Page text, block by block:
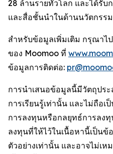
28 ล้านรายทั่วโลก และได้รับ
และสื่อชั้นนำในด้านนวัตกรร
สำหรับข้อมูลเพิ่มเติม กรุณาไ
ของ Moomoo ที่
ข้อมูลการติดต่อ:
การนำเสนอข้อมูลนี้มีวัตถุปร
การเรียนรู้เท่านั้น และไม่ถือ
การลงทุนหรือกลยุทธ์การลง
ลงทุนที่ให้ไว้ในเนื้อหานี้เป็นข้
ตัวอย่างเท่านั้น และอาจไม่เ